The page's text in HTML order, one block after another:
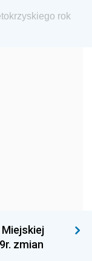
Narodowej
Morskiej
Dziedzictwa
rok
Miejskiej
zmian